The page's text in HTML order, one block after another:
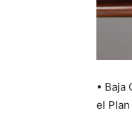
• Baja
el